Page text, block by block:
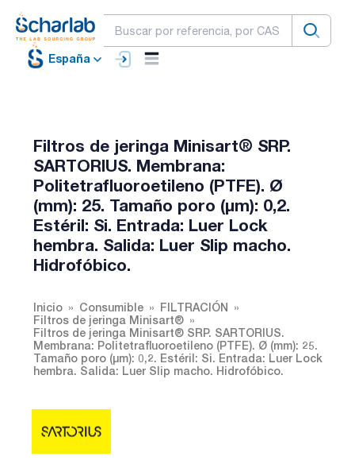
España
Filtros de jeringa Minisart® SRP.
SARTORIUS. Membrana:
Politetrafluoroetileno (PTFE). Ø
(mm): 25. Tamaño poro (µm): 0,2.
Estéril: Si. Entrada: Luer Lock
hembra. Salida: Luer Slip macho.
Hidrofóbico.
Inicio Consumible
FILTRACIÓN
Filtros de jeringa Minisart®
Filtros de jeringa Minisart® SRP. SARTORIUS.
Membrana: Politetrafluoroetileno (PTFE). Ø (mm): 25.
Tamaño poro (µm): 0,2. Estéril: Si. Entrada: Luer Lock
hembra. Salida: Luer Slip macho. Hidrofóbico.